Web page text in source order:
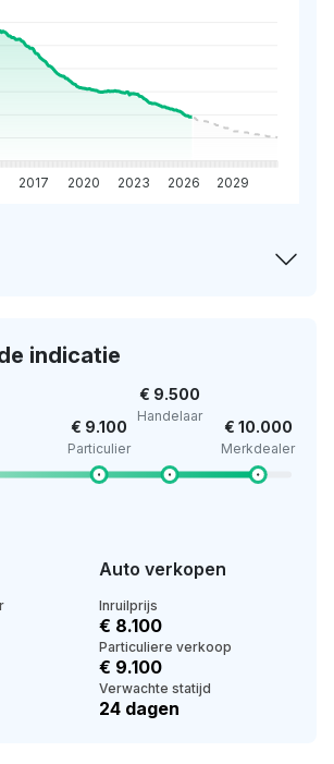
2017 2020 2023 2026 2029
indicatie
€ 9.100
Particulier
€ 9.500
Handelaar
€ 10.000
Merkdealer
Auto verkopen
Inruilprijs
€ 8.100
Particuliere verkoop
€ 9.100
Verwachte statijd
24 dagen